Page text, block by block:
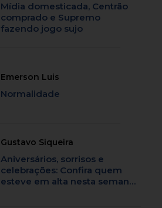
Mídia domesticada, Centrão
comprado e Supremo
fazendo jogo sujo
Emerson Luis
Normalidade
Gustavo Siqueira
Aniversários, sorrisos e
celebrações: Confira quem
esteve em alta nesta semana